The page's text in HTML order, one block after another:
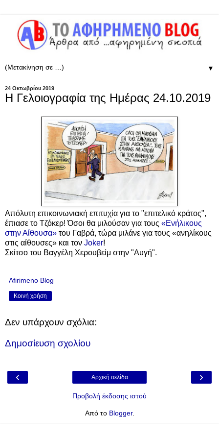
▼
24 Οκτωβρίου 2019
Η Γελοιογραφία της Ημέρας 24.10.2019
Απόλυτη επικοινωνιακή επιτυχία για το "επιτελικό κράτος",
έπιασε το Τζόκερ! Όσοι θα μιλούσαν για τους «Ενήλικους
στην Αίθουσα» του Γαβρά, τώρα μιλάνε για τους «ανηλίκους
στις αίθουσες» και τον Joker!
Σκίτσο του Βαγγέλη Χερουβείμ στην "Αυγή".
Afirimeno Blog
Κοινή χρήση
Δεν υπάρχουν σχόλια:
Δημοσίευση σχολίου
‹ ›
Αρχική σελίδα
Προβολή έκδοσης ιστού
Από το Blogger.